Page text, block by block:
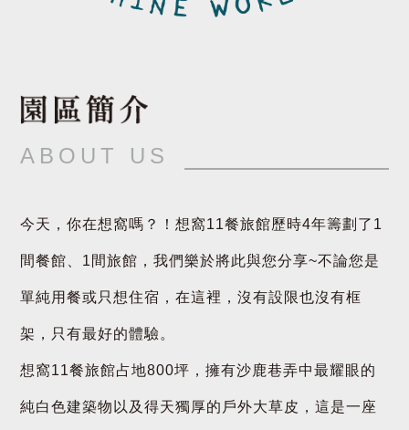
ABOUT US
今天，你在想窩嗎？！想窩11餐旅館歷時4年籌劃了1
間餐館、1間旅館，我們樂於將此與您分享~不論您是
單純用餐或只想住宿，在這裡，沒有設限也沒有框
架，只有最好的體驗。
想窩11餐旅館占地800坪，擁有沙鹿巷弄中最耀眼的
純白色建築物以及得天獨厚的戶外大草皮，這是一座